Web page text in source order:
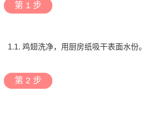
第 1 步
1.1. 鸡翅洗净，用厨房纸吸干表面水份。
第 2 步